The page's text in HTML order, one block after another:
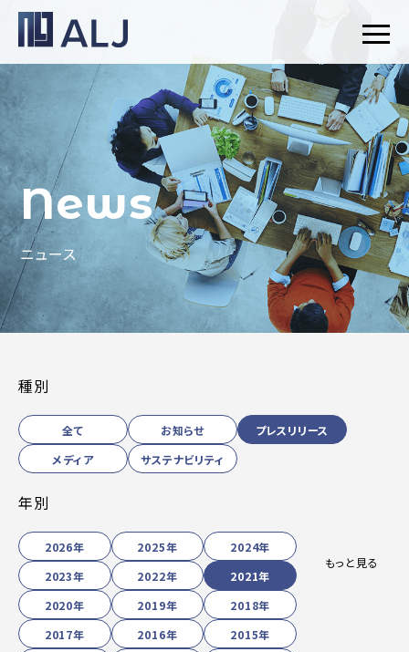
News
ニュース
種別
全て お知らせ
プレスリリース
メディア
サステナビリティ
年別
2026年 2025年
2024年
2023年
2022年
2021年
2020年
2019年
2018年
2017年
2016年
2015年
もっと見る